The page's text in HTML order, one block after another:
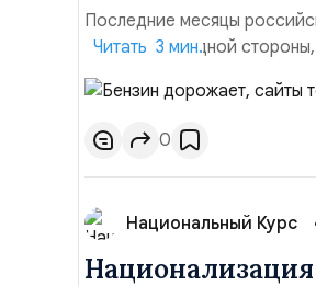
Последние месяцы
давления. С одной
инфляция и локальные сбои
турбулентность: перебои в
осваивать VPN и
Читать 3 мин.
0
Национальный Курс